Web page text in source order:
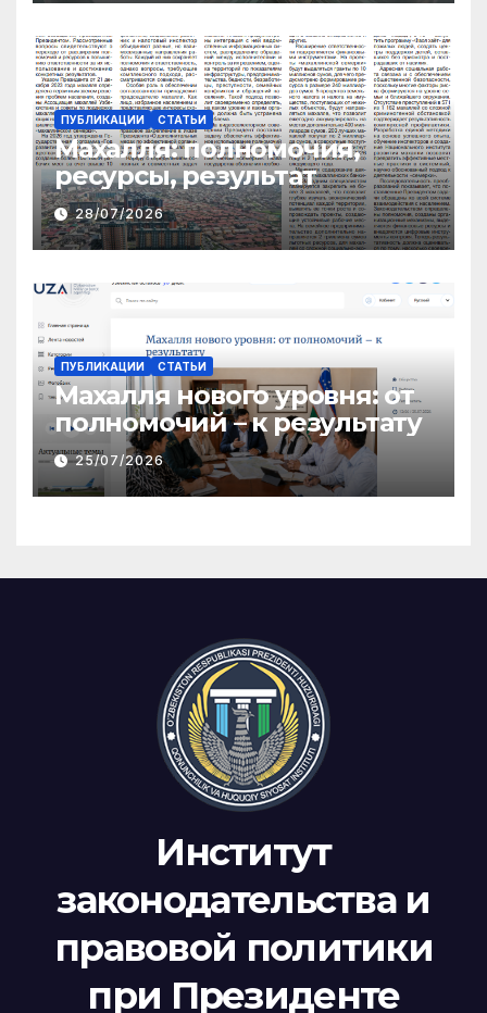
ПУБЛИКАЦИИ СТАТЬИ
Махалля:полномочия,
ресурсы, результат
28/07/2026
ПУБЛИКАЦИИ СТАТЬИ
Махалля нового уровня: от
полномочий – к результату
25/07/2026
Институт
законодательства и
правовой политики
при Президенте